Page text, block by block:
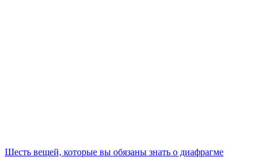
Шесть вещей, которые вы обязаны знать о диафрагме